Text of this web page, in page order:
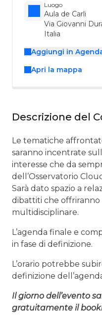
Aggiungi in
Luogo
Aula de Carli
Via Giovanni
Italia
Apri la mappa
Descrizione del
Le tematiche
saranno incentrate
interesse che da
dell’Osservatorio
Sarà dato spazio a
dibattiti che offriranno
multidisciplinare.
L’agenda finale e
in fase di definizione.
L’orario potrebbe
definizione
Il giorno dell’evento
gratuitamente il